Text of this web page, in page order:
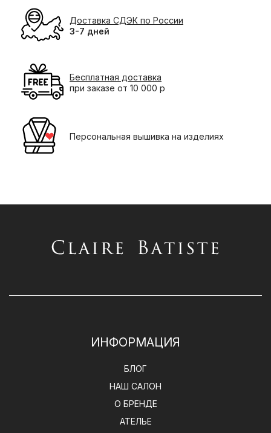
Доставка СДЭК по России
3-7 дней
Бесплатная доставка
при заказе от 10 000 р
Персональная вышивка на изделиях
ИНФОРМАЦИЯ
БЛОГ
НАШ САЛОН
О БРЕНДЕ
АТЕЛЬЕ